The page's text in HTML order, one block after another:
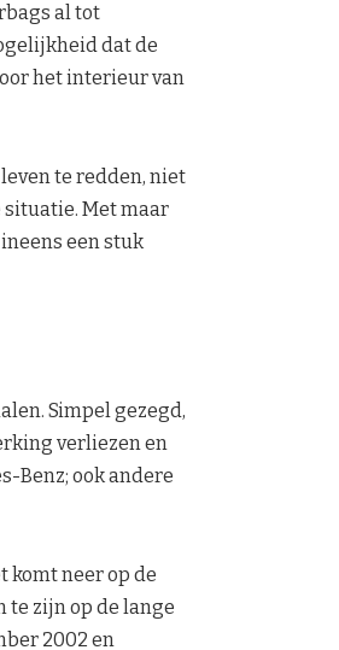
al tot
dat de
het interieur van
te redden, niet
situatie. Met maar
een stuk
Simpel gezegd,
verliezen en
Benz; ook andere
komt neer op de
zijn op de lange
2002 en